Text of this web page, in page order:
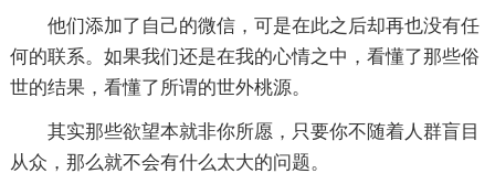
他们添加了自己的微信，可是在此之后却再也没有任
何的联系。如果我们还是在我的心情之中，看懂了那些俗
世的结果，看懂了所谓的世外桃源。
其实那些欲望本就非你所愿，只要你不随着人群盲目
从众，那么就不会有什么太大的问题。